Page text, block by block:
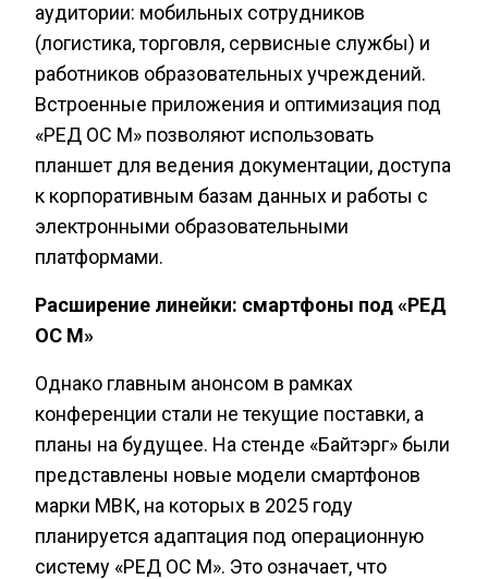
аудитории: мобильных сотрудников
(логистика, торговля, сервисные службы) и
работников образовательных учреждений.
Встроенные приложения и оптимизация под
«РЕД ОС М» позволяют использовать
планшет для ведения документации, доступа
к корпоративным базам данных и работы с
электронными образовательными
платформами.
Расширение линейки: смартфоны под «РЕД
ОС М»
Однако главным анонсом в рамках
конференции стали не текущие поставки, а
планы на будущее. На стенде «Байтэрг» были
представлены новые модели смартфонов
марки МВК, на которых в 2025 году
планируется адаптация под операционную
систему «РЕД ОС М». Это означает, что